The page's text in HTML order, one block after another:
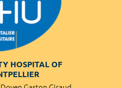
HOSPITAL OF